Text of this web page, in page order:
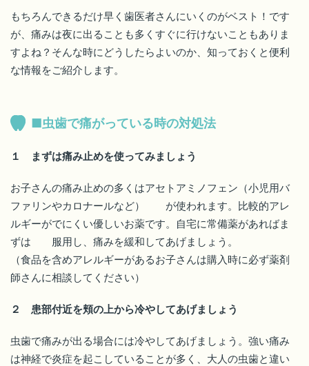
もちろんできるだけ早く歯医者さんにいくのがベスト！です
が、痛みは夜に出ることも多くすぐに行けないこともありま
すよね？そんな時にどうしたらよいのか、知っておくと便利
な情報をご紹介します。
■虫歯で痛がっている時の対処法
１ まずは痛み止めを使ってみましょう
お子さんの痛み止めの多くはアセトアミノフェン（小児用バ
ファリンやカロナールなど） が使われます。比較的アレ
ルギーがでにくい優しいお薬です。自宅に常備薬があればま
ずは 服用し、痛みを緩和してあげましょう。
（食品を含めアレルギーがあるお子さんは購入時に必ず薬剤
師さんに相談してください）
２ 患部付近を頬の上から冷やしてあげましょう
虫歯で痛みが出る場合には冷やしてあげましょう。強い痛み
は神経で炎症を起こしていることが多く、大人の虫歯と違い